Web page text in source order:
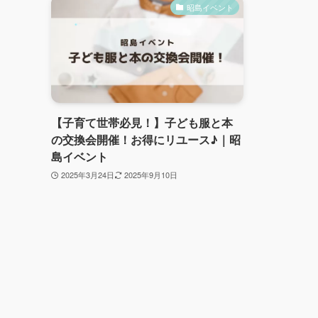
昭島イベント
【子育て世帯必見！】子ども服と本
の交換会開催！お得にリユース♪｜昭
島イベント
2025年3月24日 2025年9月10日